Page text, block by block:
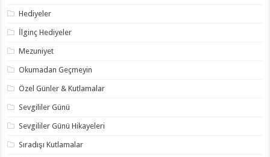
Hediyeler
İlginç Hediyeler
Mezuniyet
Okumadan Geçmeyin
Özel Günler & Kutlamalar
Sevgililer Günü
Sevgililer Günü Hikayeleri
Sıradışı Kutlamalar